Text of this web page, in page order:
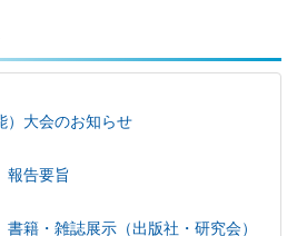
）大会のお知らせ
告要旨
籍・雑誌展示（出版社・研究会）